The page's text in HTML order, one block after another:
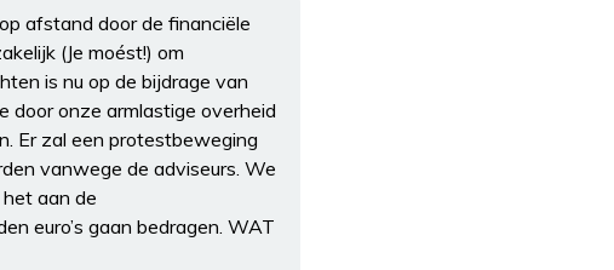
afstand door de financiële
(Je moést!) om
is nu op de bijdrage van
door onze armlastige overheid
Er zal een protestbeweging
vanwege de adviseurs. We
aan de
euro’s gaan bedragen. WAT